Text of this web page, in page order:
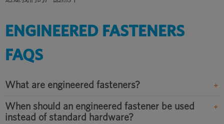
ENGINEERED FASTENERS
FAQS
What are engineered fasteners?
When should an engineered fastener be used
instead of standard hardware?